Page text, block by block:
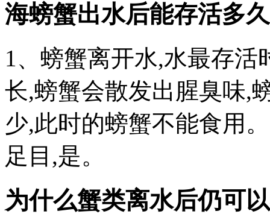
海螃蟹出水后能存活多
1、螃蟹离开水,水最存
长,螃蟹会散发出腥臭味,
少,此时的螃蟹不能食用
足目,是。
为什么蟹类离水后仍可